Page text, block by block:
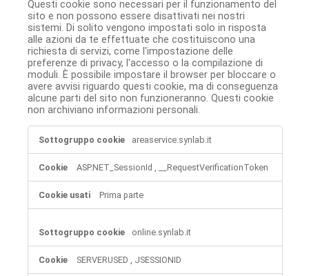
Questi cookie sono necessari per il funzionamento del
sito e non possono essere disattivati ​​nei nostri
sistemi. Di solito vengono impostati solo in risposta
alle azioni da te effettuate che costituiscono una
richiesta di servizi, come l'impostazione delle
preferenze di privacy, l'accesso o la compilazione di
moduli. È possibile impostare il browser per bloccare o
avere avvisi riguardo questi cookie, ma di conseguenza
alcune parti del sito non funzioneranno. Questi cookie
non archiviano informazioni personali.
Cookie
strettamente
necessari
areaservice.synlab.it
ASP.NET_SessionId, __RequestVerificationToken
Prima parte
online.synlab.it
SERVERUSED, JSESSIONID